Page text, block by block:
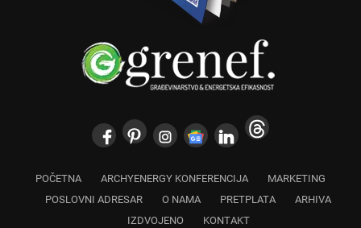
POČETNA ARCHYENERGY KONFERENCIJA
MARKETING
POSLOVNI ADRESAR
O NAMA PRETPLATA
ARHIVA
IZDVOJENO
KONTAKT